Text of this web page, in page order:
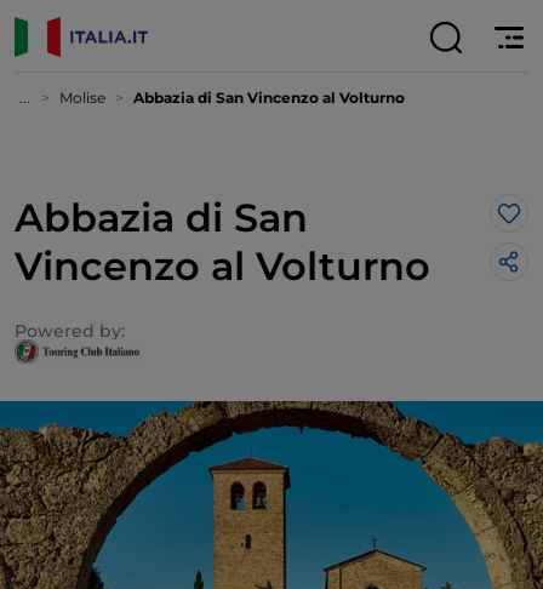
... Molise Abbazia di San Vincenzo al Volturno
Abbazia di San
Vincenzo al Volturno
Powered by: